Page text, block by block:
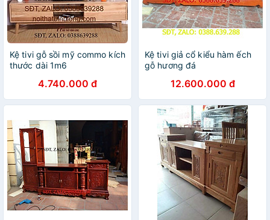
Kệ tivi gỗ sồi mỹ commo kích
thước dài 1m6
4.740.000 đ
Kệ tivi giả cổ kiểu hàm ếch
gỗ hương đá
12.600.000 đ